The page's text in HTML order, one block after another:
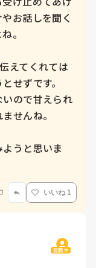
お話しを聞く
。
えてくれては
せずです。
ので甘えられ
せんね。
うと思いま
いいね 1
質問主